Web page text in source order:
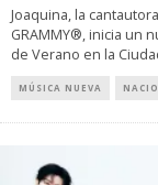
Joaquina, la
GRAMMY®, inicia un
de Verano en la
MÚSICA NUEVA